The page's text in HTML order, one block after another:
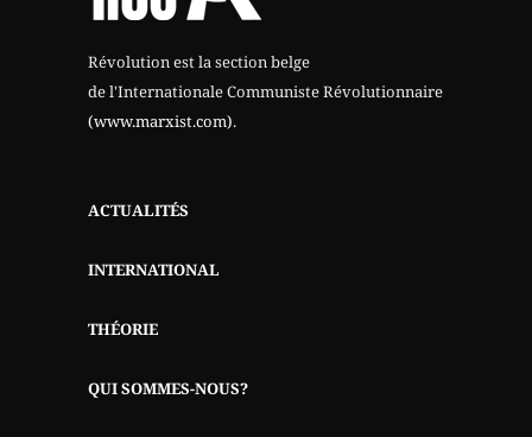
Révolution est la section belge
de l'Internationale Communiste Révolutionnaire
(www.marxist.com).
ACTUALITÉS
INTERNATIONAL
THÉORIE
QUI SOMMES-NOUS?